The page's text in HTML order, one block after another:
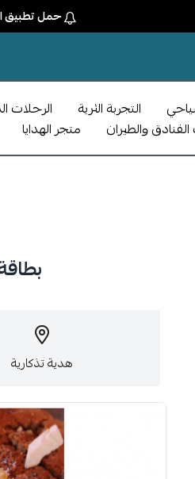
حمل تطبيق
التجربة الثرية الرحلات
والطيران
متجر الهدايا
هدية تذكارية